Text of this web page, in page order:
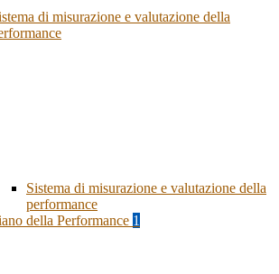
di misurazione e valutazione della
Sistema di misurazione e valutazione della
performance
della Performance 1